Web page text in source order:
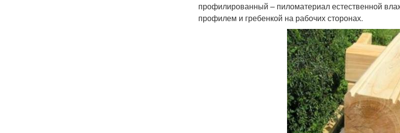
профилированный – пиломатериал естественной
профилем и гребенкой на рабочих сторонах.